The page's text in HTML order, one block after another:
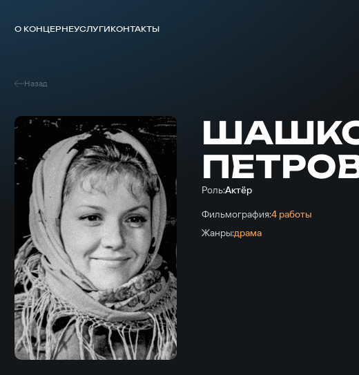
О КОНЦЕРНЕУСЛУГИКОНТАКТЫ
Назад
Роль:Актёр
Фильмография:4 работы
Жанры:драма